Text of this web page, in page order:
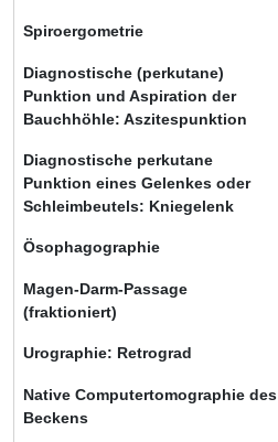
Spiroergometrie
Diagnostische (perkutane)
Punktion und Aspiration der
Bauchhöhle: Aszitespunktion
Diagnostische perkutane
Punktion eines Gelenkes oder
Schleimbeutels: Kniegelenk
Ösophagographie
Magen-Darm-Passage
(fraktioniert)
Urographie: Retrograd
Native Computertomographie des
Beckens